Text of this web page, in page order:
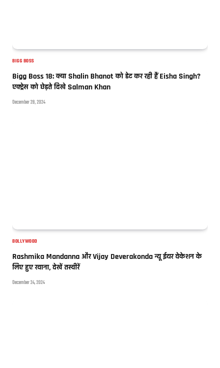
BIGG BOSS
Bigg Boss 18: क्या Shalin Bhanot को डेट कर रही हैं Eisha Singh?
एक्ट्रेस को छेड़ते दिखे Salman Khan
December 28, 2024
BOLLYWOOD
Rashmika Mandanna और Vijay Deverakonda न्यू ईयर वेकेशन के
लिए हुए रवाना, देखें तस्वीरें
December 24, 2024